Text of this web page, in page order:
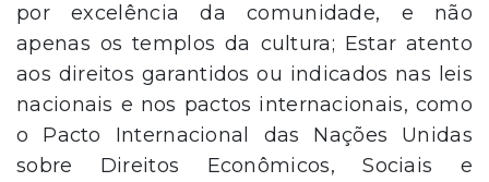
por excelência da comunidade, e não
apenas os templos da cultura; Estar atento
aos direitos garantidos ou indicados nas leis
nacionais e nos pactos internacionais, como
o Pacto Internacional das Nações Unidas
sobre Direitos Econômicos, Sociais e